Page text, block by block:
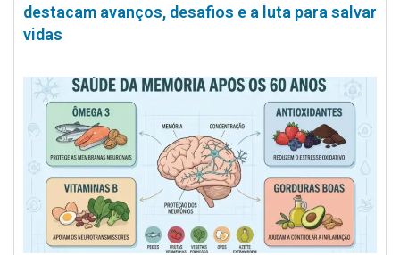
destacam avanços, desafios e a luta para salvar
vidas